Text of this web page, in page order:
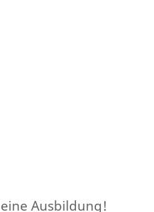
Ausbildung!